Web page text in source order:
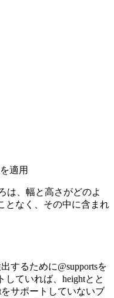
を適用
は、幅と高さがどのよ
となく、その中に含まれ
するために@supportsを
ていれば、 heightとと
をサポートしていないブ